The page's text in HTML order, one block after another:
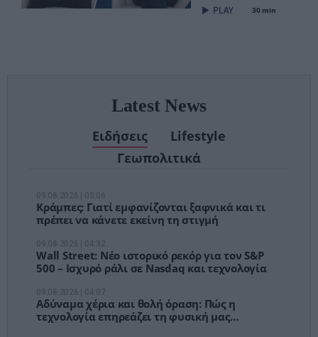
– Τέλος στις
30 min
Latest News
Ειδήσεις
Lifestyle
Γεωπολιτικά
Κράμπες: Γιατί εμφανίζονται ξαφνικά και τι
πρέπει να κάνετε εκείνη τη στιγμή
Wall Street: Νέο ιστορικό ρεκόρ για τον S&P
500 – Ισχυρό ράλι σε Nasdaq και τεχνολογία
Αδύναμα χέρια και θολή όραση: Πώς η
τεχνολογία επηρεάζει τη φυσική μας